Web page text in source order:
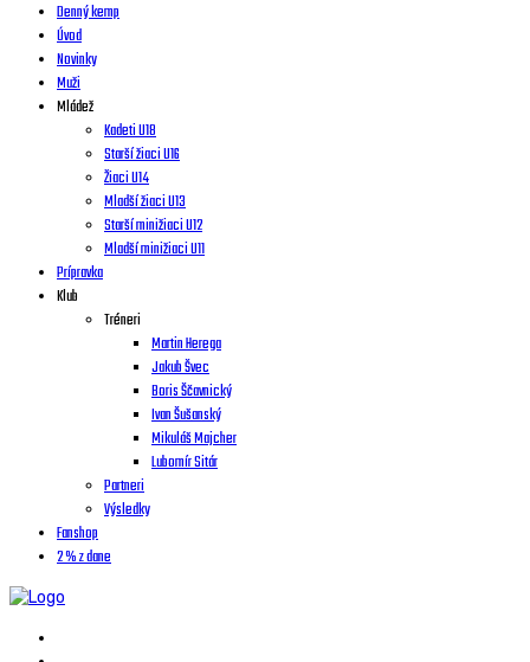
Denný kemp
Úvod
Novinky
Muži
Mládež
Kadeti U18
Starší žiaci U16
Žiaci U14
Mladší žiaci U13
Starší minižiaci U12
Mladší minižiaci U11
Prípravka
Klub
Tréneri
Martin Herega
Jakub Švec
Boris Ščavnický
Ivan Šušanský
Mikuláš Majcher
Lubomír Sitár
Partneri
Výsledky
Fanshop
2 % z dane